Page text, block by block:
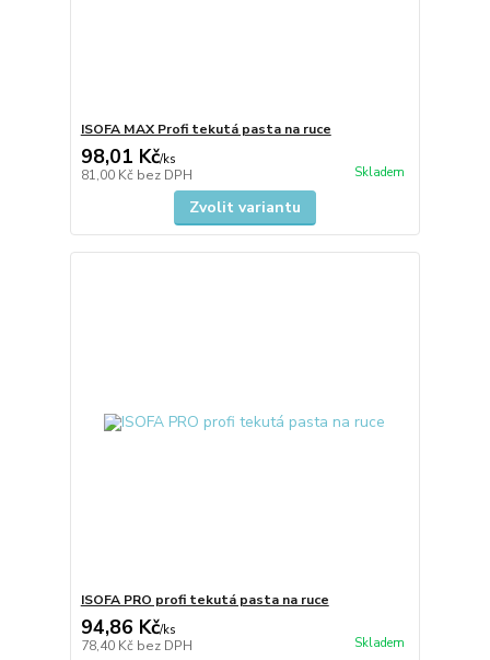
ISOFA MAX Profi tekutá pasta na ruce
98,01 Kč/ks
81,00 Kč bez DPH Skladem
Zvolit variantu
ISOFA PRO profi tekutá pasta na ruce
94,86 Kč/ks
78,40 Kč bez DPH Skladem